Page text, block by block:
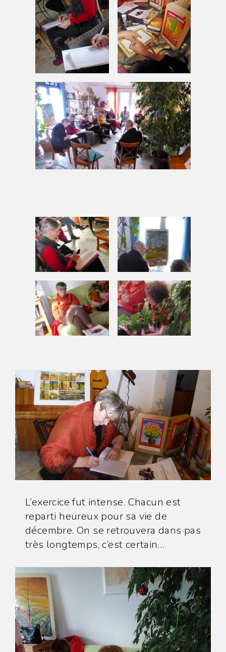
L’exercice fut intense. Chacun est
reparti heureux pour sa vie de
décembre. On se retrouvera dans pas
très longtemps, c’est certain…